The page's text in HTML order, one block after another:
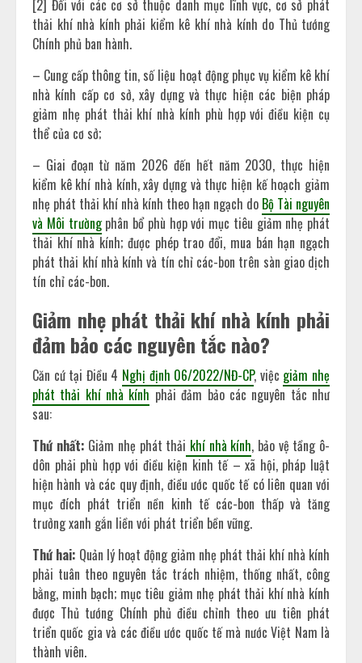
[2] Đối với các cơ sở thuộc danh mục lĩnh vực, cơ sở phát
thải khí nhà kính phải kiểm kê khí nhà kính do Thủ tướng
Chính phủ ban hành.
– Cung cấp thông tin, số liệu hoạt động phục vụ kiểm kê khí
nhà kính cấp cơ sở, xây dựng và thực hiện các biện pháp
giảm nhẹ phát thải khí nhà kính phù hợp với điều kiện cụ
thể của cơ sở;
– Giai đoạn từ năm 2026 đến hết năm 2030, thực hiện
kiểm kê khí nhà kính, xây dựng và thực hiện kế hoạch giảm
nhẹ phát thải khí nhà kính theo hạn ngạch do Bộ Tài nguyên
và Môi trườngphân bổ phù hợp với mục tiêu giảm nhẹ phát
thải khí nhà kính; được phép trao đổi, mua bán hạn ngạch
phát thải khí nhà kính và tín chỉ các-bon trên sàn giao dịch
tín chỉ các-bon.
Giảm nhẹ phát thải khí nhà kính phải
đảm bảo các nguyên tắc nào?
Căn cứ tại Điều 4 Nghị định 06/2022/NĐ-CP, việc giảm nhẹ
phát thải khí nhà kính phải đảm bảo các nguyên tắc như
sau:
Thứ nhất: Giảm nhẹ phát thải khí nhà kính, bảo vệ tầng ô-
dôn phải phù hợp với điều kiện kinh tế – xã hội, pháp luật
hiện hành và các quy định, điều ước quốc tế có liên quan với
mục đích phát triển nền kinh tế các-bon thấp và tăng
trưởng xanh gắn liền với phát triển bền vững.
Thứ hai: Quản lý hoạt động giảm nhẹ phát thải khí nhà kính
phải tuân theo nguyên tắc trách nhiệm, thống nhất, công
bằng, minh bạch; mục tiêu giảm nhẹ phát thải khí nhà kính
được Thủ tướng Chính phủ điều chỉnh theo ưu tiên phát
triển quốc gia và các điều ước quốc tế mà nước Việt Nam là
thành viên.